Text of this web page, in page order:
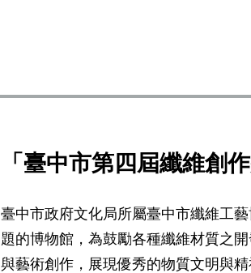
「臺中市第四屆纖維創
臺中市政府文化局所屬臺中市纖維工
題的博物館，為鼓勵各種纖維材質之
與藝術創作，展現優秀的物質文明與